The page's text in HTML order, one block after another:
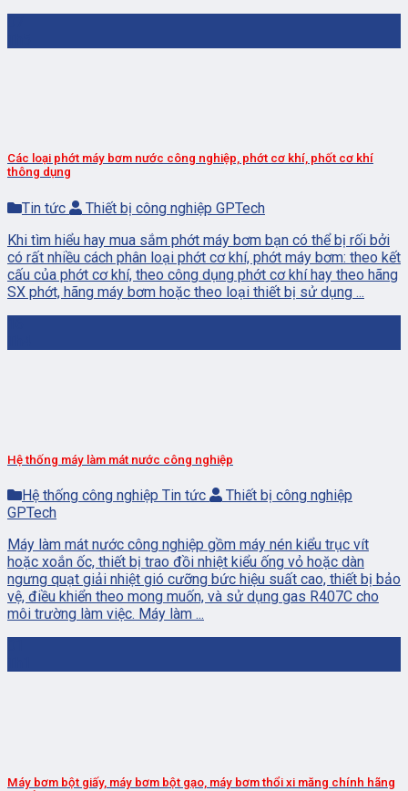
Các loại phớt máy bơm nước công nghiệp, phớt cơ khí, phốt cơ khí
thông dụng
Tin tức
Thiết bị công nghiệp GPTech
Khi tìm hiểu hay mua sắm phớt máy bơm bạn có thể bị rối bởi
có rất nhiều cách phân loại phớt cơ khí, phớt máy bơm: theo kết
cấu của phớt cơ khí, theo công dụng phớt cơ khí hay theo hãng
SX phớt, hãng máy bơm hoặc theo loại thiết bị sử dụng ...
Hệ thống máy làm mát nước công nghiệp
Hệ thống công nghiệp Tin tức
Thiết bị công nghiệp
GPTech
Máy làm mát nước công nghiệp gồm máy nén kiểu trục vít
hoặc xoắn ốc, thiết bị trao đồi nhiệt kiểu ống vỏ hoặc dàn
ngưng quạt giải nhiệt gió cưỡng bức hiệu suất cao, thiết bị bảo
vệ, điều khiển theo mong muốn, và sử dụng gas R407C cho
môi trường làm việc. Máy làm ...
Máy bơm bột giấy, máy bơm bột gạo, máy bơm thổi xi măng chính hãng